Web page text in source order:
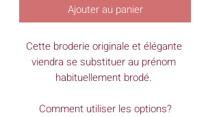
Ajouter au panier
Cette broderie originale et élégante
viendra se substituer au prénom
habituellement brodé.
Comment utiliser les options?